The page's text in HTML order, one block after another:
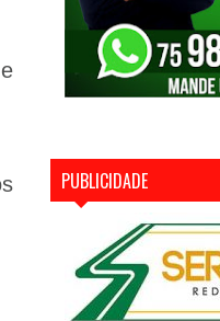
PUBLICIDADE